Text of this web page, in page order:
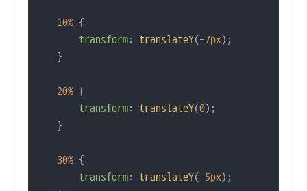
10% {
transform: translateY(-7px);
20% {
transform: translateY(0);
30% {
transform: translateY(-5px);